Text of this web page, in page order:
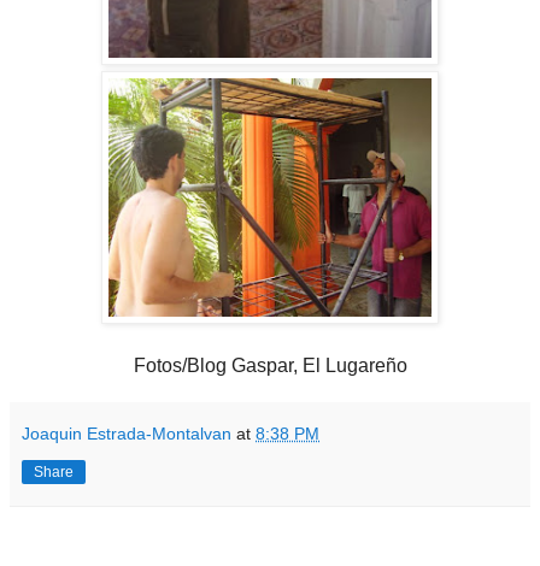
Fotos/Blog Gaspar, El Lugareño
Joaquin Estrada-Montalvan at 8:38 PM
Share